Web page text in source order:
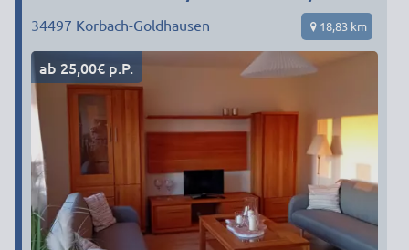
34497 Korbach-Goldhausen 18,83 km
ab 25,00€ p.P.